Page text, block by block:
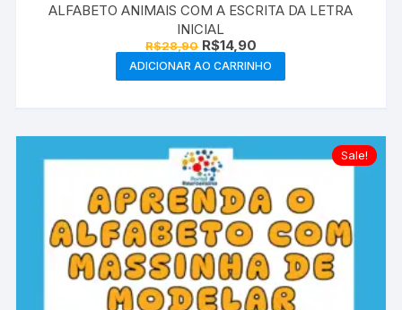
ALFABETO ANIMAIS COM A ESCRITA DA LETRA
INICIAL
R$28,90 O
preço
original
era:
R$14,90O
preço
atual
é:
ADICIONAR AO CARRINHO
Sale!